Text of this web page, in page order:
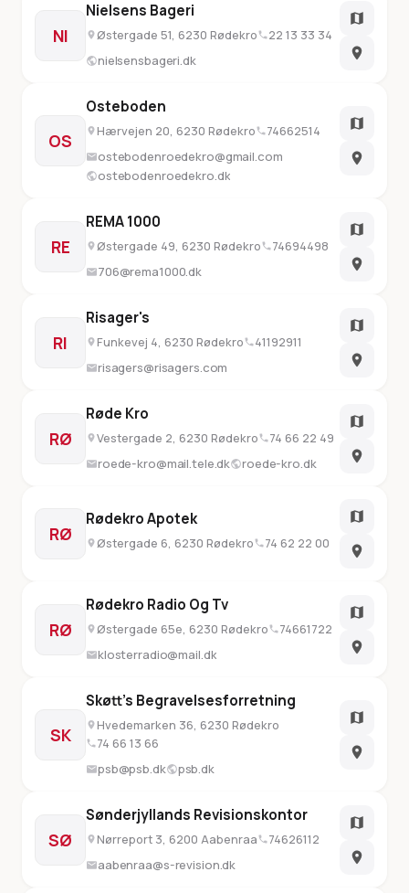
NI
Nielsens Bageri
Østergade 51, 6230 Rødekro
22 13 33 34
nielsensbageri.dk
OS
Osteboden
Hærvejen 20, 6230 Rødekro
74662514
ostebodenroedekro@gmail.com
ostebodenroedekro.dk
RE
REMA 1000
Østergade 49, 6230 Rødekro
74694498
706@rema1000.dk
RI
Risager's
Funkevej 4, 6230 Rødekro
41192911
risagers@risagers.com
RØ
Røde Kro
Vestergade 2, 6230 Rødekro
74 66 22 49
roede-kro@mail.tele.dk
roede-kro.dk
RØ
Rødekro Apotek
Østergade 6, 6230 Rødekro 74 62 22 00
RØ
Rødekro Radio Og Tv
Østergade 65e, 6230 Rødekro
74661722
klosterradio@mail.dk
SK
Skøtt's Begravelsesforretning
Hvedemarken 36, 6230 Rødekro
74 66 13 66
psb@psb.dk
psb.dk
SØ
Sønderjyllands Revisionskontor
Nørreport 3, 6200 Aabenraa
74626112
aabenraa@s-revision.dk